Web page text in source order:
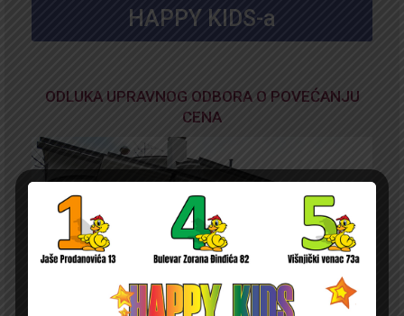
HAPPY KIDS-a
ODLUKA UPRAVNOG ODBORA O POVEĆANJU
CENA